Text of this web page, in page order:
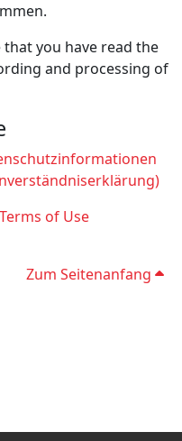
you have read the
and processing of
of Use
Zum Seitenanfang